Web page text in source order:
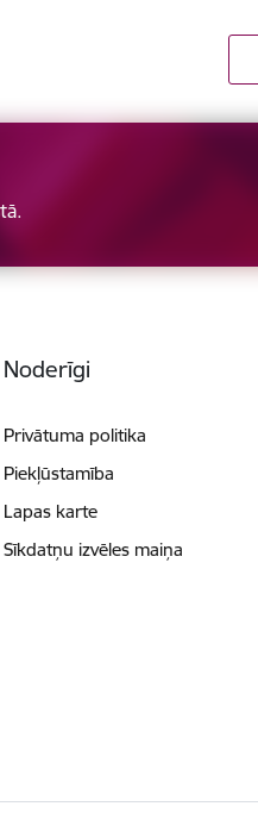
Noderīgi
Privātuma politika
Piekļūstamība
Lapas karte
Sīkdatņu izvēles maiņa